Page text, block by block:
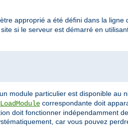
approprié a été défini dans la ligne
si le serveur est démarré en
module particulier est disponible au
LoadModule correspondante doit
doit fonctionner indépendamment
car vous pouvez